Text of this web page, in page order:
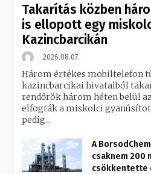
Takarítás közben
is ellopott egy
Kazincbarcikán
2026.08.07.
Három értékes mobiltelefon
kazincbarcikai hivatalból
rendőrök három héten belül
elfogták a miskolci
pedig...
A
csaknem 200
csökkentette